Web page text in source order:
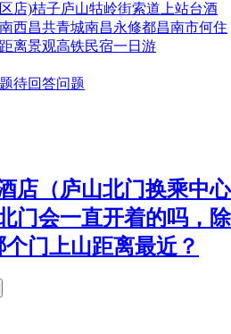
店)桔子庐山牯岭街索道上站台酒
西昌共青城南昌永修都昌南市何住
距离景观高铁民宿一日游
待回答问题
店（庐山北门换乘中心
门会一直开着的吗，除
门上山距离最近？